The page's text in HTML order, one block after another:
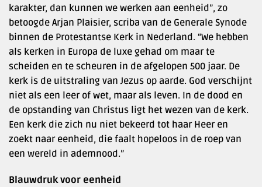
karakter, dan kunnen we werken aan eenheid”, zo
betoogde Arjan Plaisier, scriba van de Generale Synode
binnen de Protestantse Kerk in Nederland. “We hebben
als kerken in Europa de luxe gehad om maar te
scheiden en te scheuren in de afgelopen 500 jaar. De
kerk is de uitstraling van Jezus op aarde. God verschijnt
niet als een leer of wet, maar als leven. In de dood en
de opstanding van Christus ligt het wezen van de kerk.
Een kerk die zich nu niet bekeerd tot haar Heer en
zoekt naar eenheid, die faalt hopeloos in de roep van
een wereld in ademnood.”
Blauwdruk voor eenheid